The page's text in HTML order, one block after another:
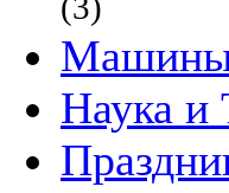
Наука и